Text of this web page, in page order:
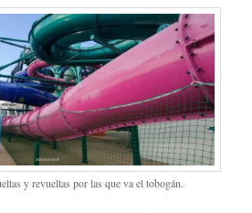
y revueltas por las que va el tobogán.